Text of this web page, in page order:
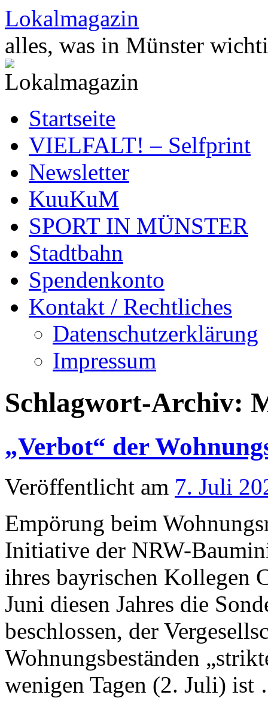
Zum
Inhalt
springen
Lokalmagazin
alles, was in Münster
Startseite
VIELFALT! – Selfprint
Newsletter
KuuKuM
SPORT IN MÜNSTER
Stadtbahn
Spendenkonto
Kontakt / Rechtliches
Datenschutzerklärung
Impressum
Schlagwort-Archiv:
„Verbot“ der
Veröffentlicht am 7. Juli
Empörung beim
Initiative der NRW-
ihres bayrischen Kollegen
Juni diesen Jahres die
beschlossen, der
Wohnungsbeständen
wenigen Tagen (2. Juli)